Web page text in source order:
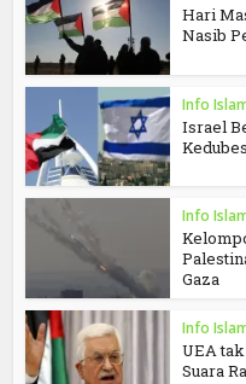
Hari
Nasib
Info
Israel
Info
Gaza
Info
UEA
Suara